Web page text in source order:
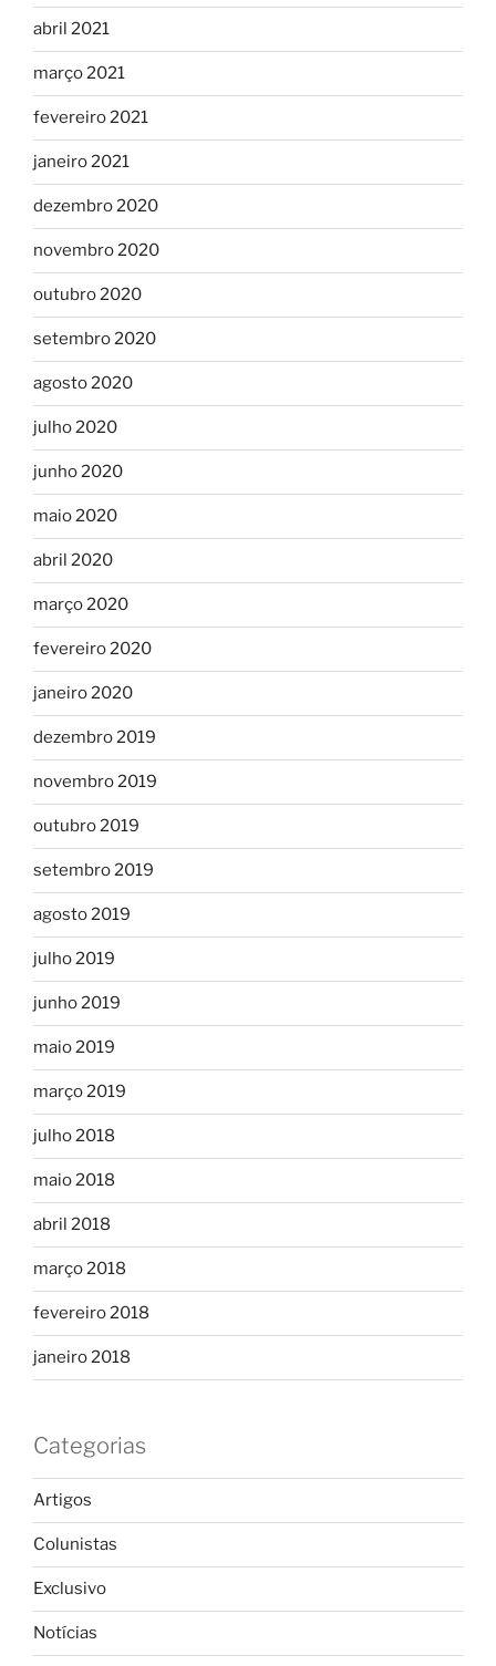
abril 2021
março 2021
fevereiro 2021
janeiro 2021
dezembro 2020
novembro 2020
outubro 2020
setembro 2020
agosto 2020
julho 2020
junho 2020
maio 2020
abril 2020
março 2020
fevereiro 2020
janeiro 2020
dezembro 2019
novembro 2019
outubro 2019
setembro 2019
agosto 2019
julho 2019
junho 2019
maio 2019
março 2019
julho 2018
maio 2018
abril 2018
março 2018
fevereiro 2018
janeiro 2018
Categorias
Artigos
Colunistas
Exclusivo
Notícias